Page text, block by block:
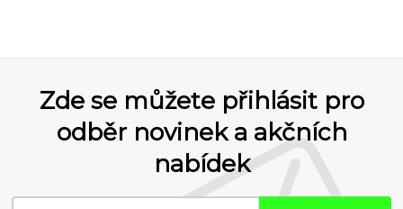
Zde se můžete přihlásit pro
odběr novinek a akčních
nabídek